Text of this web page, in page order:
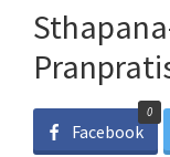
Facebook
0